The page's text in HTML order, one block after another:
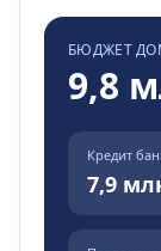
БЮДЖЕТ
9,8
Кредит
7,9